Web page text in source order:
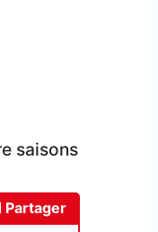
saisons
Partager